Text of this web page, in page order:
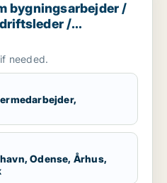
bygningsarbejder /
/
needed.
Odense, Århus,